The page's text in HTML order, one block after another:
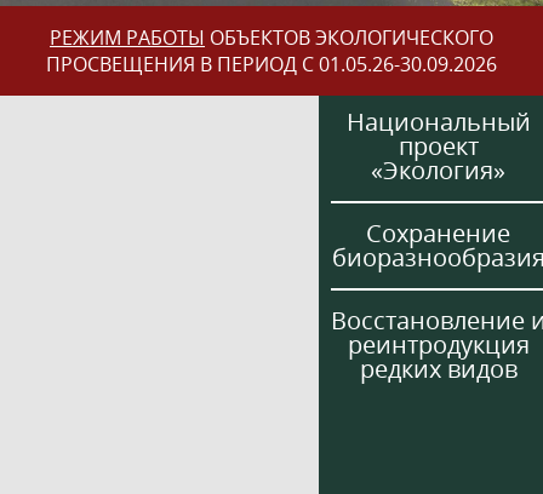
РЕЖИМ РАБОТЫ ОБЪЕКТОВ ЭКОЛОГИЧЕСКОГО
ПРОСВЕЩЕНИЯ В ПЕРИОД С 01.05.26-30.09.2026
Национальный
проект
«Экология»
Сохранение
Восстановление
реинтродукция
редких видов